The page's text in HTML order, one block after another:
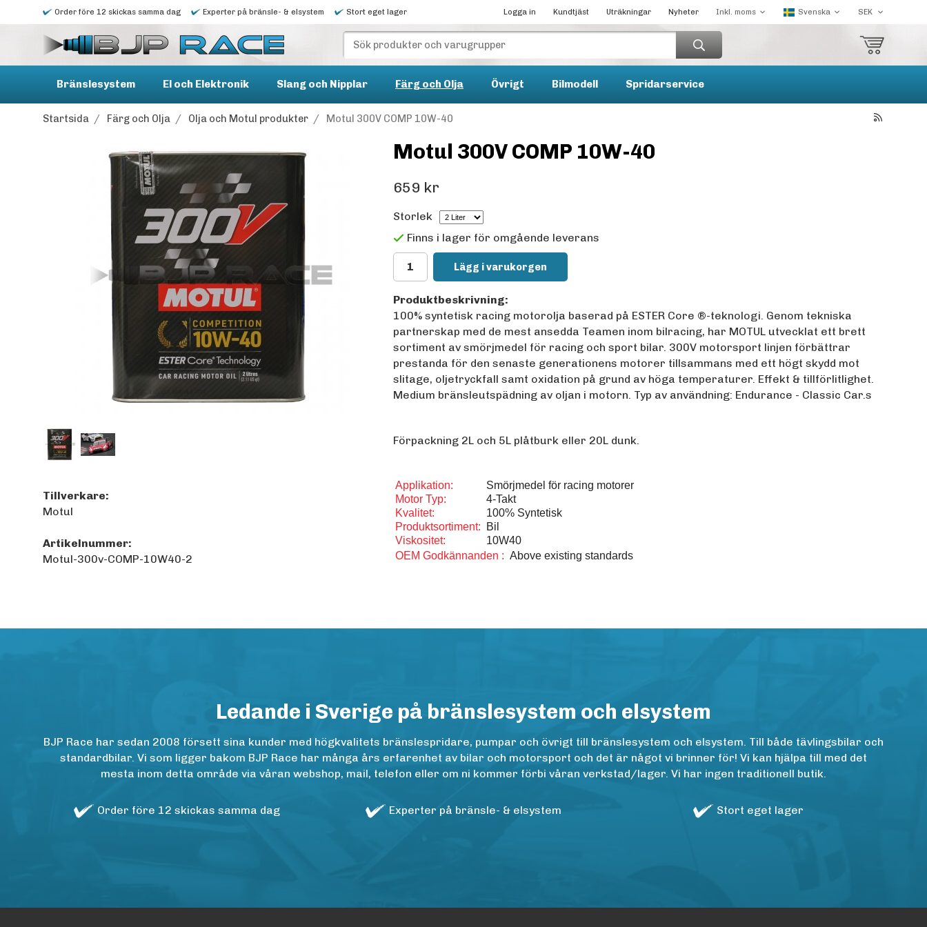
Order före 12 skickas samma dag Experter på bränsle- & elsystem Stort eget lager Logga in Kundtjäst Uträkningar Nyheter
Bränslesystem El och Elektronik Slang och Nipplar Färg och Olja Övrigt Bilmodell Spridarservice
Startsida / Färg och Olja / Olja och Motul produkter / Motul 300V COMP 10W-40
Motul 300V COMP 10W-40
659 kr
Storlek
Finns i lager för omgående leverans
Lägg i varukorgen
Produktbeskrivning:
100% syntetisk racing motorolja baserad på ESTER Core ®-teknologi. Genom tekniska
partnerskap med de mest ansedda Teamen inom bilracing, har MOTUL utvecklat ett brett
sortiment av smörjmedel för racing och sport bilar. 300V motorsport linjen förbättrar
prestanda för den senaste generationens motorer tillsammans med ett högt skydd mot
slitage, oljetryckfall samt oxidation på grund av höga temperaturer. Effekt & tillförlitlighet.
Medium bränsleutspädning av oljan i motorn. Typ av användning: Endurance - Classic Car.s
Förpackning 2L och 5L plåtburk eller 20L dunk.
Applikation:
Smörjmedel för racing motorer
Motor Typ:
4-Takt
Kvalitet:
100% Syntetisk
Produktsortiment:
Bil
Viskositet:
10W40
OEM Godkännanden : Above existing standards
Tillverkare:
Motul
Artikelnummer:
Motul-300v-COMP-10W40-2
Ledande i Sverige på bränslesystem och elsystem
BJP Race har sedan 2008 försett sina kunder med högkvalitets bränslespridare, pumpar och övrigt till bränslesystem och elsystem. Till både tävlingsbilar och
standardbilar. Vi som ligger bakom BJP Race har många års erfarenhet av bilar och motorsport och det är något vi brinner för! Vi kan hjälpa till med det
mesta inom detta område via våran webshop, mail, telefon eller om ni kommer förbi våran verkstad/lager. Vi har ingen traditionell butik.
Order före 12 skickas samma dag Experter på bränsle- & elsystem Stort eget lager